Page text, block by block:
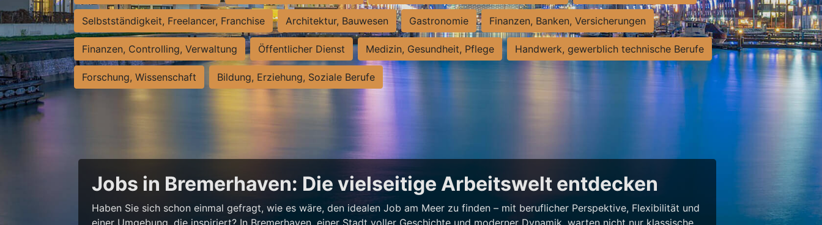
Selbstständigkeit, Freelancer, Franchise Architektur, Bauwesen Gastronomie Finanzen, Banken, Versicherungen
Finanzen, Controlling, Verwaltung Öffentlicher Dienst Medizin, Gesundheit, Pflege Handwerk, gewerblich technische Berufe
Forschung, Wissenschaft Bildung, Erziehung, Soziale Berufe
Jobs in Bremerhaven: Die vielseitige Arbeitswelt entdecken
Haben Sie sich schon einmal gefragt, wie es wäre, den idealen Job am Meer zu finden – mit beruflicher Perspektive, Flexibilität und